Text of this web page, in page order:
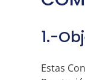
1.-
Estas